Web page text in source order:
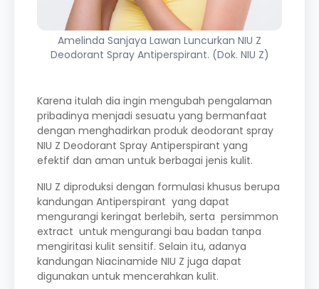
Amelinda Sanjaya Lawan Luncurkan NIU Z
Deodorant Spray Antiperspirant. (Dok. NIU Z)
Karena itulah dia ingin mengubah pengalaman
pribadinya menjadi sesuatu yang bermanfaat
dengan menghadirkan produk deodorant spray
NIU Z Deodorant Spray Antiperspirant yang
efektif dan aman untuk berbagai jenis kulit.
NIU Z diproduksi dengan formulasi khusus berupa
kandungan Antiperspirant yang dapat
mengurangi keringat berlebih, serta persimmon
extract untuk mengurangi bau badan tanpa
mengiritasi kulit sensitif. Selain itu, adanya
kandungan Niacinamide NIU Z juga dapat
digunakan untuk mencerahkan kulit.